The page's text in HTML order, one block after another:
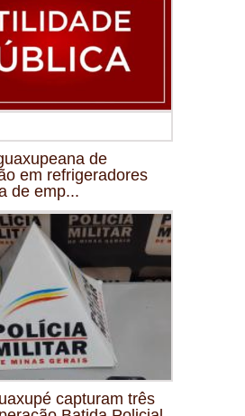
de
em refrigeradores
de emp...
capturam três